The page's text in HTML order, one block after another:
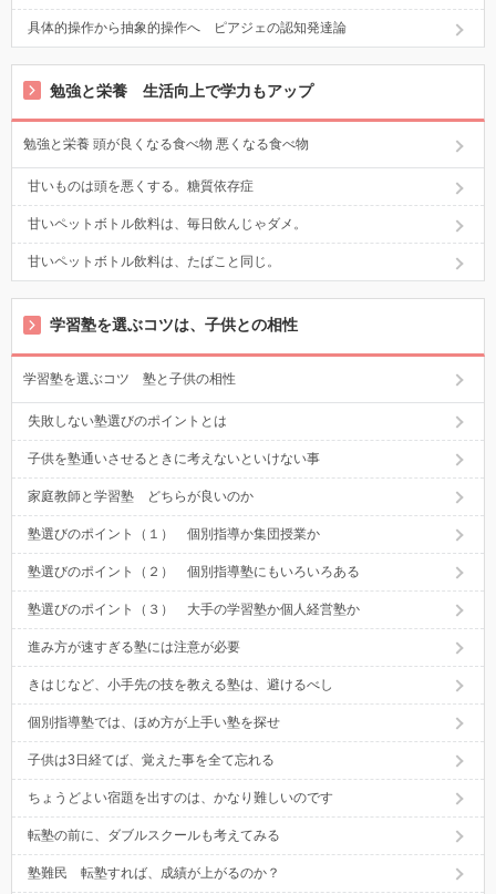
具体的操作から抽象的操作へ ピアジェの認知発達論
勉強と栄養 生活向上で学力もアップ
勉強と栄養 頭が良くなる食べ物 悪くなる食べ物
甘いものは頭を悪くする。糖質依存症
甘いペットボトル飲料は、毎日飲んじゃダメ。
甘いペットボトル飲料は、たばこと同じ。
学習塾を選ぶコツは、子供との相性
学習塾を選ぶコツ 塾と子供の相性
失敗しない塾選びのポイントとは
子供を塾通いさせるときに考えないといけない事
家庭教師と学習塾 どちらが良いのか
塾選びのポイント（１） 個別指導か集団授業か
塾選びのポイント（２） 個別指導塾にもいろいろある
塾選びのポイント（３） 大手の学習塾か個人経営塾か
進み方が速すぎる塾には注意が必要
きはじなど、小手先の技を教える塾は、避けるべし
個別指導塾では、ほめ方が上手い塾を探せ
子供は3日経てば、覚えた事を全て忘れる
ちょうどよい宿題を出すのは、かなり難しいのです
転塾の前に、ダブルスクールも考えてみる
塾難民 転塾すれば、成績が上がるのか？